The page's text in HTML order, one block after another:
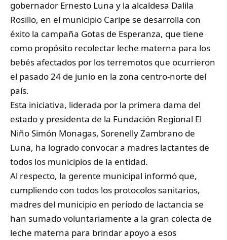
gobernador Ernesto Luna y la alcaldesa Dalila
Rosillo, en el municipio Caripe se desarrolla con
éxito la campaña Gotas de Esperanza, que tiene
como propósito recolectar leche materna para los
bebés afectados por los terremotos que ocurrieron
el pasado 24 de junio en la zona centro-norte del
país.
‎Esta iniciativa, liderada por la primera dama del
estado y presidenta de la Fundación Regional El
Niño Simón Monagas, Sorenelly Zambrano de
Luna, ha logrado convocar a madres lactantes de
todos los municipios de la entidad.
‎Al respecto, la gerente municipal informó que,
cumpliendo con todos los protocolos sanitarios,
madres del municipio en período de lactancia se
han sumado voluntariamente a la gran colecta de
leche materna para brindar apoyo a esos